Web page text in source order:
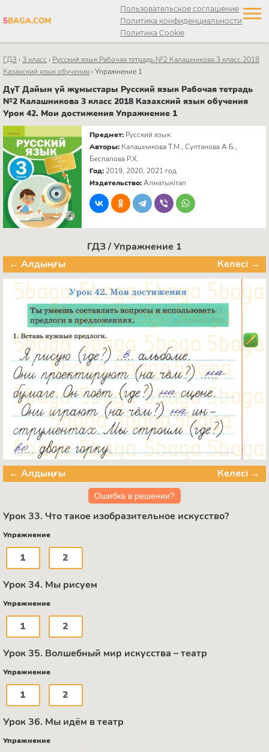
5BAGA.COM
Пользовательское соглашение
Политика конфиденциальности
Политика Cookie
ГДЗ › 3 класс › Русский язык Рабочая тетрадь №2 Калашникова 3 класс 2018
Казахский язык обучения›Упражнение 1
ДүТ Дайын үй жұмыстары Русский язык Рабочая тетрадь
№2 Калашникова 3 класс 2018 Казахский язык обучения
Урок 42. Мои достижения Упражнение 1
Предмет: Русский язык
Авторы: Калашникова Т.М., Султанова А.Б.,
Беспалова Р.Х.
Год: 2019, 2020, 2021 год
Издательство:Алматыкітап
ГДЗ / Упражнение 1
← Алдыңғы
Келесі →
← Алдыңғы Келесі →
Ошибка в решении?
Урок 33. Что такое изобразительное искусство?
Упражнение
1 2
Урок 34. Мы рисуем
Упражнение
1 2
Урок 35. Волшебный мир искусства – театр
Упражнение
1 2
Урок 36. Мы идём в театр
Упражнение